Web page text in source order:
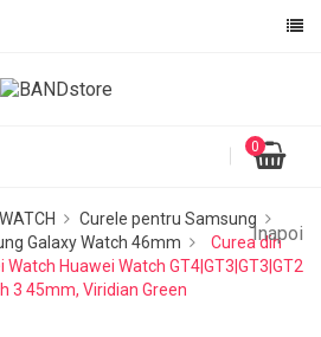
0
Inapoi
Curele pentru Samsung
Galaxy Watch 46mm
Curea din
Huawei Watch GT4|GT3|GT3|GT2
3 45mm, Viridian Green